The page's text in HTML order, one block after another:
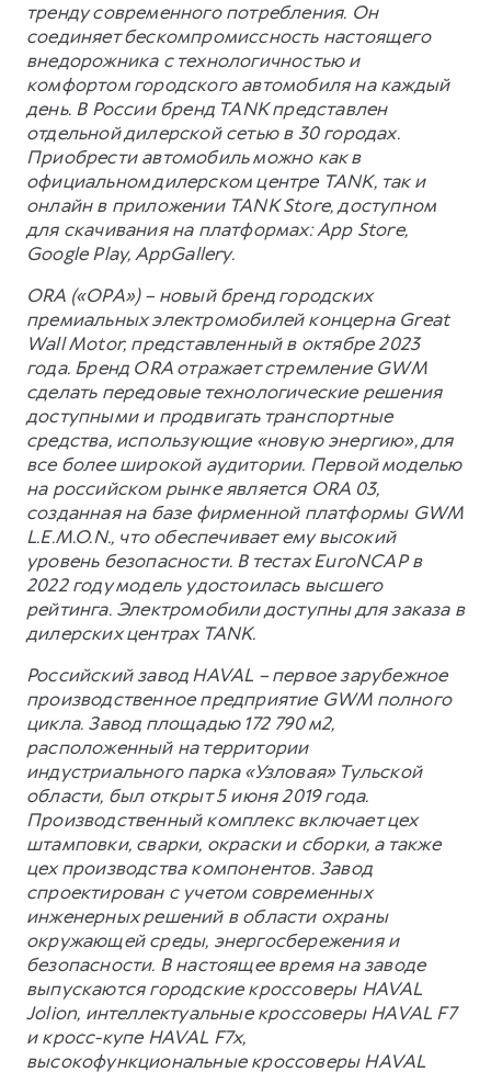
тренду современного потребления. Он
соединяет бескомпромиссность настоящего
внедорожника с технологичностью и
комфортом городского автомобиля на каждый
день. В России бренд TANK представлен
отдельной дилерской сетью в 30 городах.
Приобрести автомобиль можно как в
официальном дилерском центре TANK, так и
онлайн в приложении TANK Store, доступном
для скачивания на платформах: App Store,
Google Play, AppGallery.
ORA («ОРА») – новый бренд городских
премиальных электромобилей концерна Great
Wall Motor, представленный в октябре 2023
года. Бренд ORA отражает стремление GWM
сделать передовые технологические решения
доступными и продвигать транспортные
средства, использующие «новую энергию», для
все более широкой аудитории. Первой моделью
на российском рынке является ORA 03,
созданная на базе фирменной платформы GWM
L.E.M.O.N., что обеспечивает ему высокий
уровень безопасности. В тестах EuroNCAP в
2022 году модель удостоилась высшего
рейтинга. Электромобили доступны для заказа в
дилерских центрах TANK.
Российский завод HAVAL – первое зарубежное
производственное предприятие GWM полного
цикла. Завод площадью 172 790 м2,
расположенный на территории
индустриального парка «Узловая» Тульской
области, был открыт 5 июня 2019 года.
Производственный комплекс включает цех
штамповки, сварки, окраски и сборки, а также
цех производства компонентов. Завод
спроектирован с учетом современных
инженерных решений в области охраны
окружающей среды, энергосбережения и
безопасности. В настоящее время на заводе
выпускаются городские кроссоверы HAVAL
Jolion, интеллектуальные кроссоверы HAVAL F7
и кросс-купе HAVAL F7x,
высокофункциональные кроссоверы HAVAL